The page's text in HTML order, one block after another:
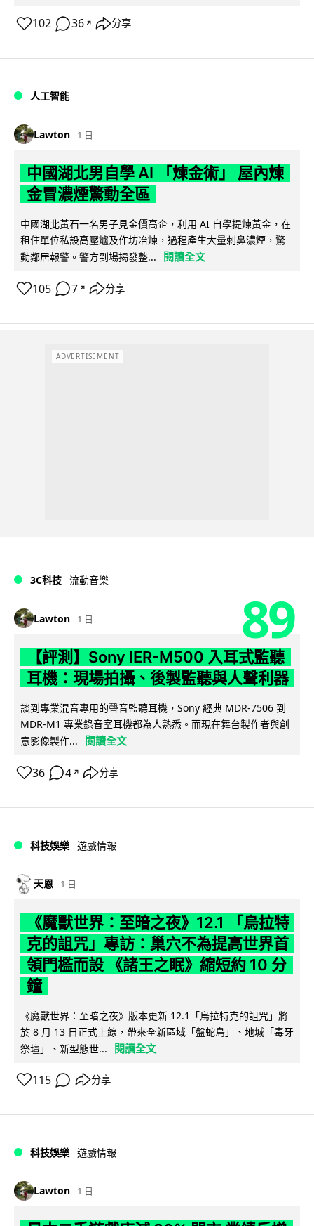
102 36 ↗ 分享
人工智能
Lawton 1 日
中國湖北男自學 AI 「煉金術」 屋內煉
金冒濃煙驚動全區
中國湖北黃石一名男子見金價高企，利用 AI 自學提煉黃金，在
租住單位私設高壓爐及作坊冶煉，過程產生大量刺鼻濃煙，驚
動鄰居報警。警方到場揭發整...
閱讀全文
105 7 ↗ 分享
ADVERTISEMENT
3C科技 流動音樂
Lawton 1 日 89
【評測】Sony IER-M500 入耳式監聽
耳機：現場拍攝、後製監聽與人聲利器
談到專業混音專用的聲音監聽耳機，Sony 經典 MDR-7506 到
MDR-M1 專業錄音室耳機都為人熟悉。而現在舞台製作者與創
意影像製作...
閱讀全文
36 4 ↗ 分享
科技娛樂 遊戲情報
天恩 1 日
《魔獸世界：至暗之夜》12.1 「烏拉特
克的詛咒」專訪：巢穴不為提高世界首
領門檻而設 《諸王之眠》縮短約 10 分
鐘
《魔獸世界：至暗之夜》版本更新 12.1「烏拉特克的詛咒」將
於 8 月 13 日正式上線，帶來全新區域「盤蛇島」、地城「毒牙
祭壇」、新型態世...
閱讀全文
115 分享
科技娛樂 遊戲情報
Lawton 1 日